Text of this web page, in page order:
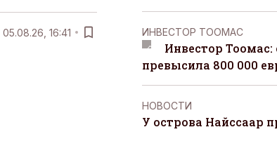
05.08.26, 16:41 ИНВЕСТОР ТООМАС
Инвестор
превысила 800 000
НОВОСТИ
У острова Найссаар